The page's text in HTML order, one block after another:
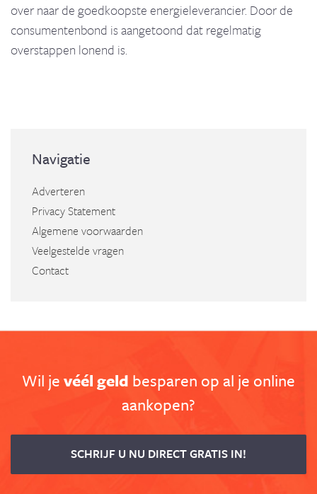
over naar de goedkoopste energieleverancier. Door de
consumentenbond is aangetoond dat regelmatig
overstappen lonend is.
Navigatie
Adverteren
Privacy Statement
Algemene voorwaarden
Veelgestelde vragen
Contact
Wil jevéél geld besparen op al je online
aankopen?
SCHRIJF U NU DIRECT GRATIS IN!